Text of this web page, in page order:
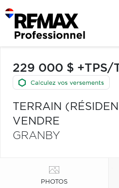
229 000 $ +TPS/
TERRAIN
VENDRE
GRANBY
PHOTOS